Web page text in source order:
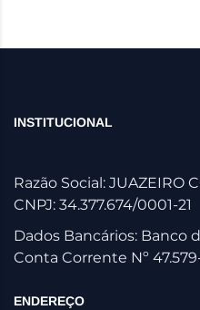
INSTITUCIONAL
Razão Social: JUAZEIRO
CNPJ: 34.377.674/0001-21
Dados Bancários: Banco
Conta Corrente Nº
ENDEREÇO